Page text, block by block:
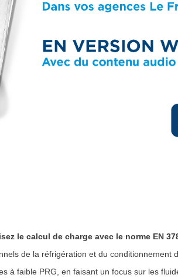
le calcul de charge avec le norme EN
de la réfrigération et du conditionnement
à faible PRG, en faisant un focus sur les